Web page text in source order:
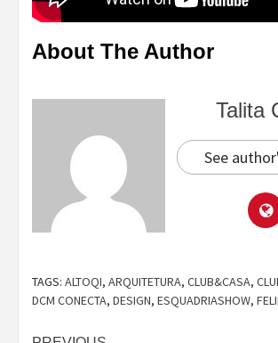
About The Author
Talita
See
TAGS: ALTOQI, ARQUITETURA, CLUB&CASA,
DCM CONECTA, DESIGN, ESQUADRIASHOW,